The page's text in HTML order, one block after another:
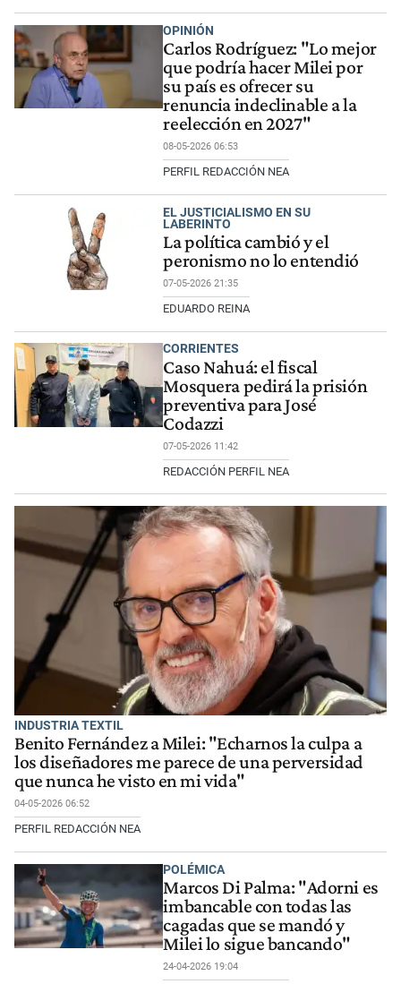
OPINIÓN
Carlos Rodríguez: "Lo mejor
que podría hacer Milei por
su país es ofrecer su
renuncia indeclinable a la
reelección en 2027"
08-05-2026 06:53
PERFIL REDACCIÓN NEA
EL JUSTICIALISMO EN SU
LABERINTO
La política cambió y el
peronismo no lo entendió
07-05-2026 21:35
EDUARDO REINA
CORRIENTES
Caso Nahuá: el fiscal
Mosquera pedirá la prisión
preventiva para José
Codazzi
07-05-2026 11:42
REDACCIÓN PERFIL NEA
INDUSTRIA TEXTIL
Benito Fernández a Milei: "Echarnos la culpa a
los diseñadores me parece de una perversidad
que nunca he visto en mi vida"
04-05-2026 06:52
PERFIL REDACCIÓN NEA
POLÉMICA
Marcos Di Palma: "Adorni es
imbancable con todas las
cagadas que se mandó y
Milei lo sigue bancando"
24-04-2026 19:04